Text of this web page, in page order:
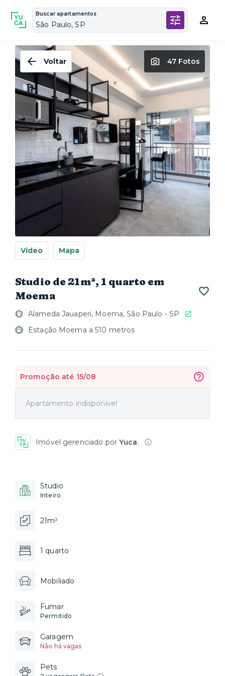
Buscar apartamentos
São Paulo, SP
Voltar 47 Fotos
Vídeo Mapa
Studio de 21m², 1 quarto em
Moema
Alameda Jauaperi, Moema, São Paulo - SP
Estação Moema a 510 metros
Promoção até 15/08
Apartamento indisponível
Imóvel gerenciado porYuca.
Studio
Inteiro
21m²
1 quarto
Mobiliado
Fumar
Permitido
Garagem
Não há vagas
Pets